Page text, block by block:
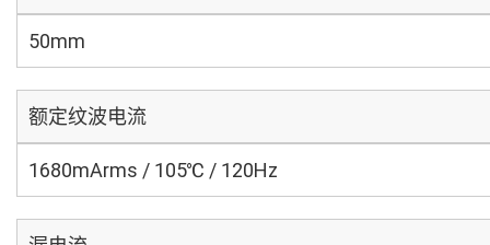
50mm
额定纹波电流
1680mArms / 105℃ / 120Hz